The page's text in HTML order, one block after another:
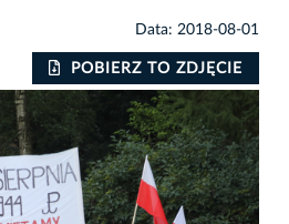
Data: 2018-08-01
POBIERZ TO ZDJĘCIE